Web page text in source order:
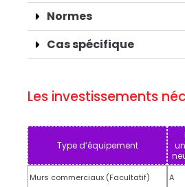
Normes
Cas spécifique
Les investissements
Type d’équipement
Murs commerciaux (Facultatif)
A